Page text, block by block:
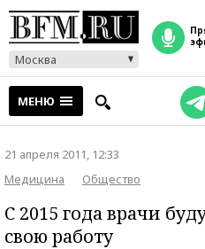
Москва
прямой
МЕНЮ
21 апреля 2011, 12:33
Медицина
Общество
С 2015 года врачи
свою работу